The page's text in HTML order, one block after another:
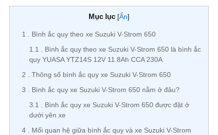
Mục lục [Ẩn]
1
Bình ắc quy theo xe Suzuki V-Strom 650
1.1
Bình ắc quy theo xe Suzuki V-Strom 650 là bình ắc
quy YUASA YTZ14S 12V 11.8Ah CCA 230A
2
Thông số bình ắc quy xe Suzuki V-Strom 650
3
Bình ắc quy xe Suzuki V-Strom 650 nằm ở đâu?
3.1
Bình ắc quy xe Suzuki V-Strom 650 được đặt ở
dưới yên xe
4
Mối quan hệ giữa bình ắc quy và xe Suzuki V-Strom